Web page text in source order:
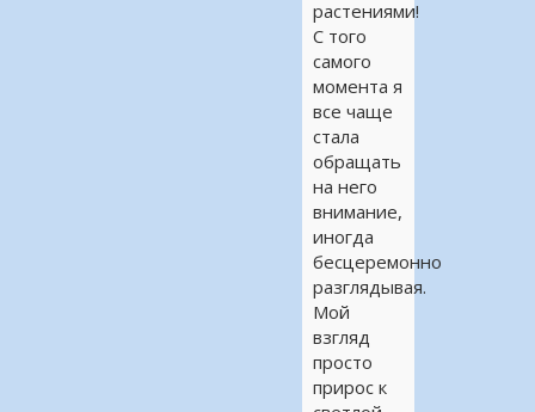
растениями!
С того
самого
момента я
все чаще
стала
обращать
на него
внимание,
иногда
бесцеремонно
разглядывая.
Мой
взгляд
просто
прирос к